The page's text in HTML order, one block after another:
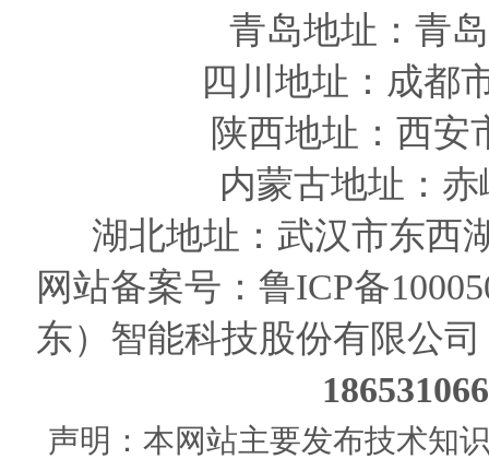
青岛地址 ：青
四川 地址 ：成都
陕西地址 ：西
内蒙古地址：
湖北地址：武汉市东西
网站备案号： 鲁ICP备
东）智能科技股份有限公司
声明：本网站主要发布技术知